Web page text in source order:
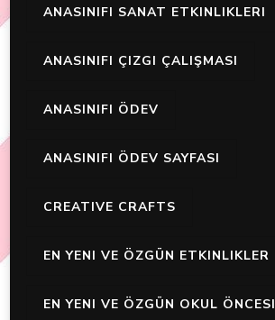
ANASINIFI SANAT ETKINLIKLERI
ANASINIFI ÇIZGI ÇALIŞMASI
ANASINIFI ÖDEV
ANASINIFI ÖDEV SAYFASI
CREATIVE CRAFTS
EN YENI VE ÖZGÜN ETKINLIKLER
EN YENI VE ÖZGÜN OKUL ÖNCESI